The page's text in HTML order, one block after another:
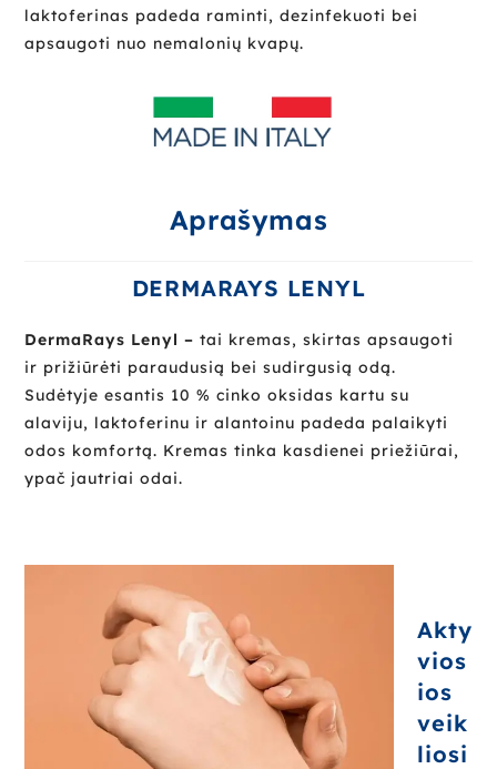
laktoferinas padeda raminti, dezinfekuoti bei
apsaugoti nuo nemalonių kvapų.
Aprašymas
DERMARAYS LENYL
DermaRays Lenyl – tai kremas, skirtas apsaugoti
ir prižiūrėti paraudusią bei sudirgusią odą.
Sudėtyje esantis 10 % cinko oksidas kartu su
alaviju, laktoferinu ir alantoinu padeda palaikyti
odos komfortą. Kremas tinka kasdienei priežiūrai,
ypač jautriai odai.
Akty
vios
ios
veik
liosi